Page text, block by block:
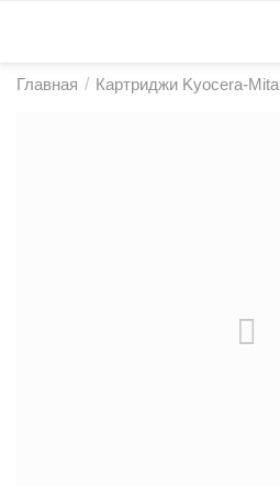
Главная / Картриджи Kyocera-Mita